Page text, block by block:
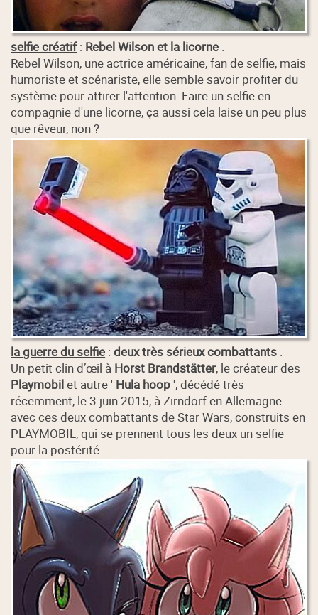
selfie créatif: Rebel Wilson et la licorne .
Rebel Wilson, une actrice américaine, fan de selfie, mais
humoriste et scénariste, elle semble savoir profiter du
système pour attirer l'attention. Faire un selfie en
compagnie d'une licorne, ça aussi cela laise un peu plus
que rêveur, non ?
la guerre du selfie :deux très sérieux combattants .
Un petit clin d’œil à Horst Brandstätter, le créateur des
Playmobilet autre ' Hula hoop', décédé très
récemment, le 3 juin 2015, à Zirndorf en Allemagne
avec ces deux combattants de Star Wars, construits en
PLAYMOBIL, qui se prennent tous les deux un selfie
pour la postérité.